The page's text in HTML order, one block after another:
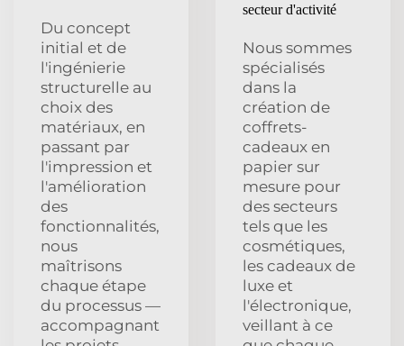
Du concept
initial et de
l'ingénierie
structurelle au
choix des
matériaux, en
passant par
l'impression et
l'amélioration
des
fonctionnalités,
nous
maîtrisons
chaque étape
du processus —
accompagnant
secteur d'activité
Nous sommes
spécialisés
dans la
création de
coffrets-
cadeaux en
papier sur
mesure pour
des secteurs
tels que les
cosmétiques,
les cadeaux de
luxe et
l'électronique,
veillant à ce